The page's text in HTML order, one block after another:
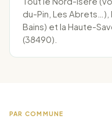
du-Pin, Les Abrets…),
Bains) et la Haute-
(38490).
PAR COMMUNE